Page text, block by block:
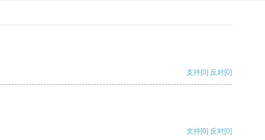
支持[0] 反对[0]
支持[0] 反对[0]